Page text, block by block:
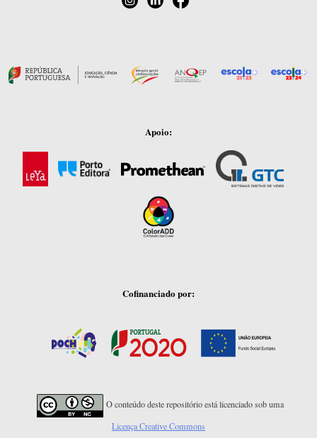
Apoio:
Cofinanciado por:
O conteúdo deste repositório está licenciado sob uma
Licença Creative Commons